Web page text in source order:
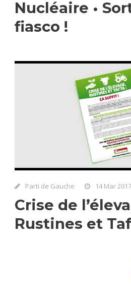
Nucléaire •
fiasco !
Parti de Gauche 14 Mar 2017
Crise de
Rustines et